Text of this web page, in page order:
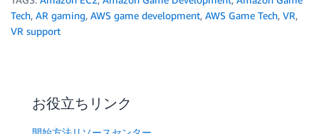
Tech, AR gaming, AWS game development, AWS Game Tech, VR,
VR support
お役立ちリンク